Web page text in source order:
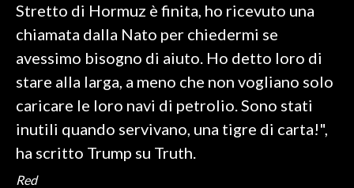
INFO AZIENDE
Stretto di Hormuz è finita, ho ricevuto una
chiamata dalla Nato per chiedermi se
avessimo bisogno di aiuto. Ho detto loro di
stare alla larga, a meno che non vogliano solo
caricare le loro navi di petrolio. Sono stati
inutili quando servivano, una tigre di carta!",
ha scritto Trump su Truth.
Red